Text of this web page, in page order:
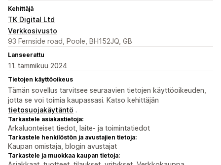
Kehittäjä
TK Digital Ltd
Verkkosivusto
93 Fernside road, Poole, BH152JQ, GB
Lanseerattu
11. tammikuu 2024
Tietojen käyttöoikeus
Tämän sovellus tarvitsee seuraavien tietojen käyttöoikeuden,
jotta se voi toimia kaupassasi. Katso kehittäjän
tietosuojakäytäntö .
Tarkastele asiakastietoja:
Arkaluonteiset tiedot, laite- ja toimintatiedot
Tarkastele henkilöstön ja avustajien tietoja:
Kaupan omistaja, blogin avustajat
Tarkastele ja muokkaa kaupan tietoja: